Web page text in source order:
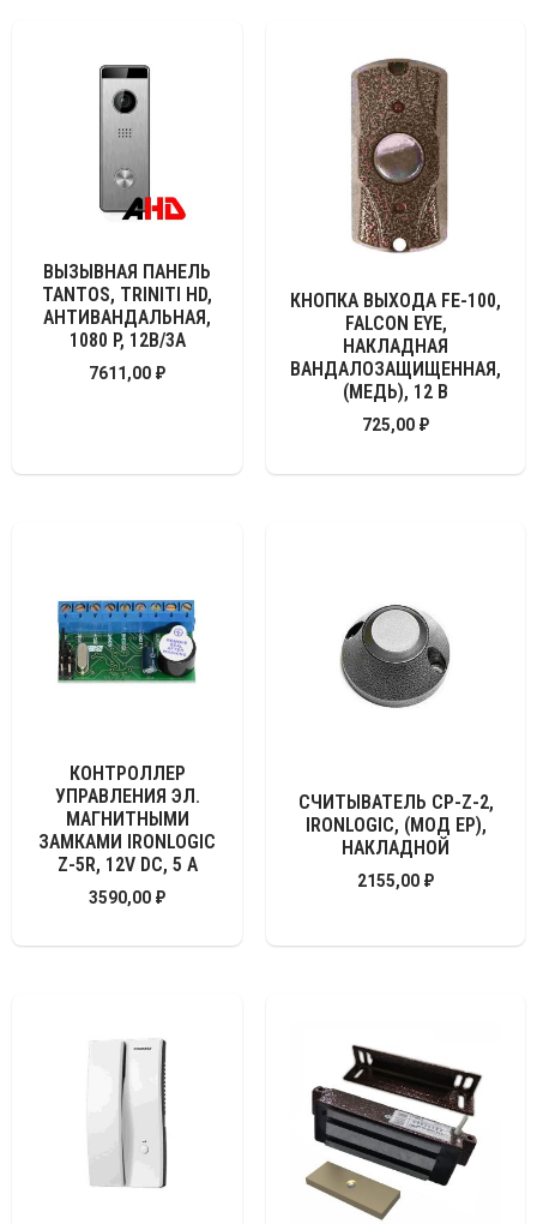
ВЫЗЫВНАЯ ПАНЕЛЬ
TANTOS, TRINITI HD,
АНТИВАНДАЛЬНАЯ,
1080 P, 12В/3А
7611,00 ₽
КНОПКА ВЫХОДА FE-100,
FALCON EYE,
НАКЛАДНАЯ
ВАНДАЛОЗАЩИЩЕННАЯ,
(МЕДЬ), 12 В
725,00 ₽
КОНТРОЛЛЕР
УПРАВЛЕНИЯ ЭЛ.
МАГНИТНЫМИ
ЗАМКАМИ IRONLOGIC
Z-5R, 12V DC, 5 А
3590,00 ₽
СЧИТЫВАТЕЛЬ CP-Z-2,
IRONLOGIC, (МОД EP),
НАКЛАДНОЙ
2155,00 ₽